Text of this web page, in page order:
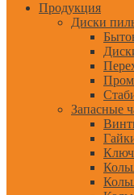
Продукция
Диски
Запасные